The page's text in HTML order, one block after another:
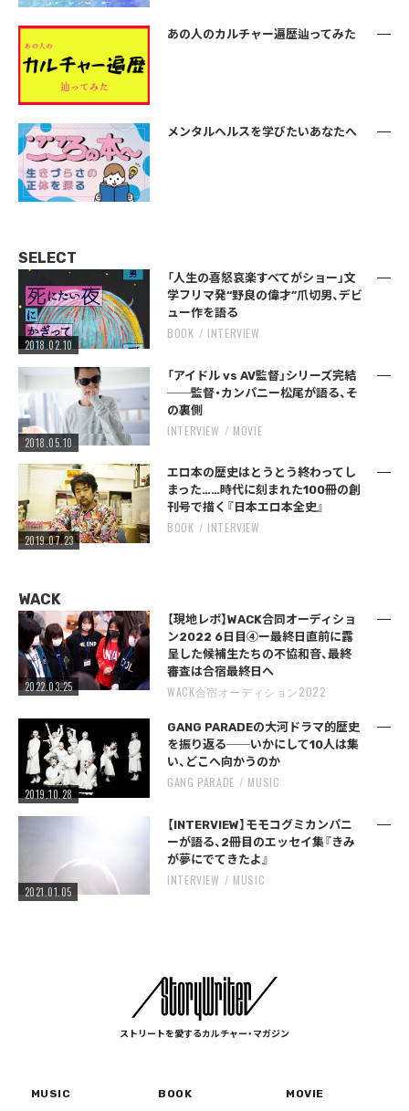
あの人のカルチャー遍歴辿ってみた
メンタルヘルスを学びたいあなたへ
SELECT
2018.02.10
「人生の喜怒哀楽すべてがショー」文
学フリマ発“野良の偉才”爪切男、デビ
ュー作を語る
BOOK INTERVIEW
2018.05.10
「アイドル vs AV監督」シリーズ完結
──監督・カンパニー松尾が語る、そ
の裏側
INTERVIEW MOVIE
2019.07.23
エロ本の歴史はとうとう終わってし
まった……時代に刻まれた100冊の創
刊号で描く『日本エロ本全史』
BOOK INTERVIEW
WACK
2022.03.25
【現地レポ】WACK合同オーディショ
ン2022 6日目④ー最終日直前に露
呈した候補生たちの不協和音、最終
審査は合宿最終日へ
WACK合宿オーディション2022
2019.10.28
GANG PARADEの大河ドラマ的歴史
を振り返る──いかにして10人は集
い、どこへ向かうのか
GANG PARADE MUSIC
2021.01.05
【INTERVIEW】モモコグミカンパニ
ーが語る、2冊目のエッセイ集『きみ
が夢にでてきたよ』
INTERVIEW MUSIC
ストリートを愛するカルチャー・マガジン
MUSIC BOOK MOVIE